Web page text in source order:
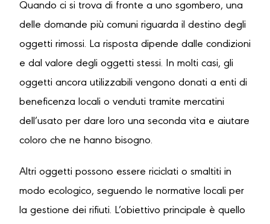
Quando ci si trova di fronte a uno sgombero, una
delle domande più comuni riguarda il destino degli
oggetti rimossi. La risposta dipende dalle condizioni
e dal valore degli oggetti stessi. In molti casi, gli
oggetti ancora utilizzabili vengono donati a enti di
beneficenza locali o venduti tramite mercatini
dell’usato per dare loro una seconda vita e aiutare
coloro che ne hanno bisogno.
Altri oggetti possono essere riciclati o smaltiti in
modo ecologico, seguendo le normative locali per
la gestione dei rifiuti. L’obiettivo principale è quello